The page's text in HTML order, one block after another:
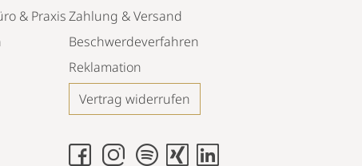
& PraxisZahlung & Versand
Beschwerdeverfahren
Reklamation
Vertrag widerrufen